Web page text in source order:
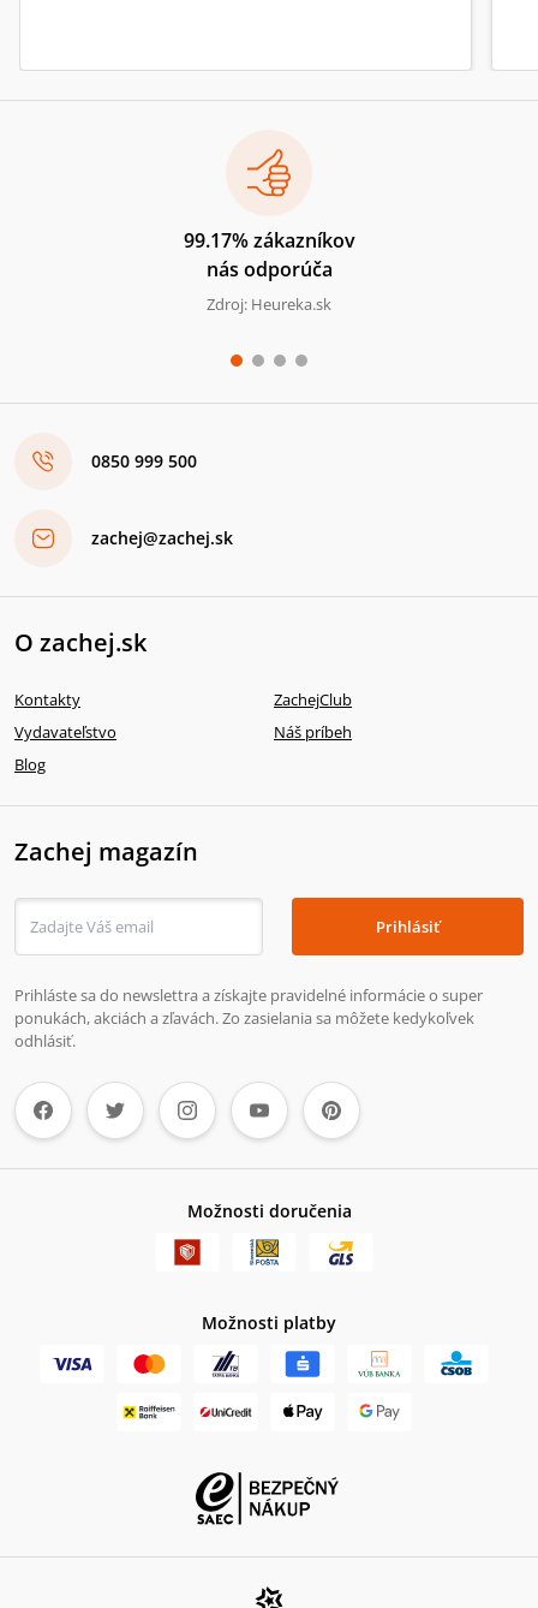
99.17% zákazníkov
nás odporúča
Zdroj: Heureka.sk
0850 999 500
zachej@zachej.sk
O zachej.sk
Kontakty
ZachejClub
Vydavateľstvo
Náš príbeh
Blog
Zachej magazín
Prihlásiť
Prihláste sa do newslettra a získajte pravidelné informácie o super
ponukách, akciách a zľavách. Zo zasielania sa môžete kedykoľvek
odhlásiť.
Možnosti doručenia
Možnosti platby